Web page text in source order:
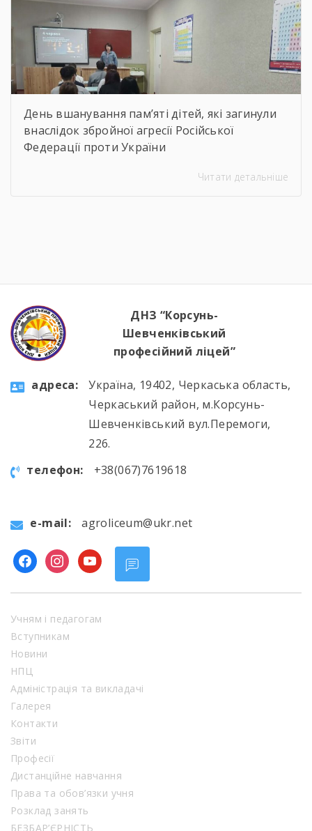
День вшанування пам’яті дітей, які загинули
внаслідок збройної агресії Російської
Федерації проти України
Читати детальніше
ДНЗ “Корсунь-
Шевченківський
професійний ліцей”
aдресa:
Україна, 19402, Черкаська область,
Черкаський район, м.Корсунь-
Шевченківський вул.Перемоги,
226.
телефон:
+38(067)7619618
e-mail: agroliceum@ukr.net
facebookinstagram
youtube
Учням і педагогам
Вступникам
Новини
НПЦ
Адміністрація та викладачі
Галерея
Контакти
Звіти
Професії
Дистанційне навчання
Права та обов’язки учня
Розклад занять
БЕЗБАР’ЄРНІСТЬ